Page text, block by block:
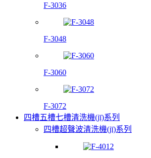
F-3036
F-3048
F-3060
F-3072
四槽五槽七槽清洗機(jī)系列
四槽超聲波清洗機(jī)系列